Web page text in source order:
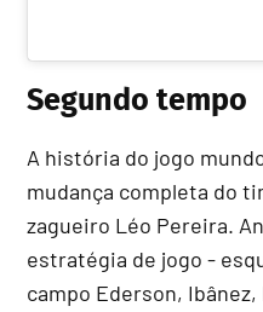
Segundo tempo
A história do jogo
mudança completa do
zagueiro Léo Pereira.
estratégia de jogo -
campo Ederson,